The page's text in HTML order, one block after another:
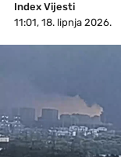
Index Vijesti
11:01, 18. lipnja 2026.